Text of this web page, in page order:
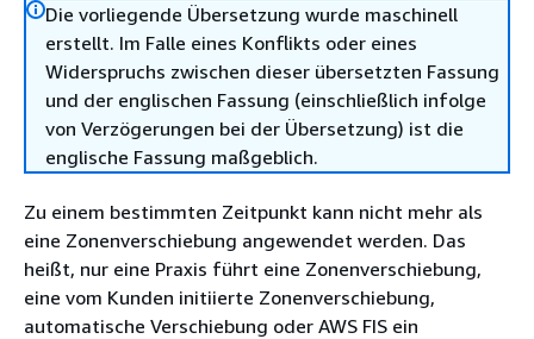
Die vorliegende Übersetzung wurde maschinell
erstellt. Im Falle eines Konflikts oder eines
Widerspruchs zwischen dieser übersetzten Fassung
und der englischen Fassung (einschließlich infolge
von Verzögerungen bei der Übersetzung) ist die
englische Fassung maßgeblich.
Zu einem bestimmten Zeitpunkt kann nicht mehr als
eine Zonenverschiebung angewendet werden. Das
heißt, nur eine Praxis führt eine Zonenverschiebung,
eine vom Kunden initiierte Zonenverschiebung,
automatische Verschiebung oder AWS FIS ein